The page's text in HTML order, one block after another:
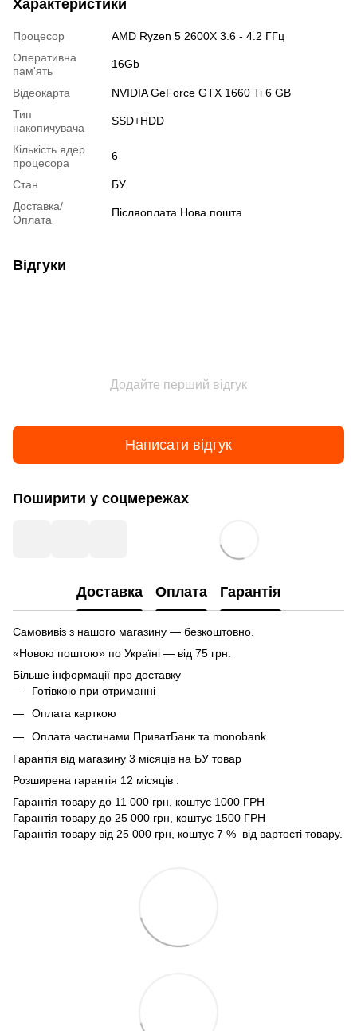
Характеристики
Процесор
AMD Ryzen 5 2600X 3.6 - 4.2 ГГц
Оперативна
пам'ять
16Gb
Відеокарта
NVIDIA GeForce GTX 1660 Ti 6 GB
Тип
накопичувача
SSD+HDD
Кількість ядер
процесора
6
Стан
БУ
Доставка/
Оплата
Післяоплата Нова пошта
Відгуки
Додайте перший відгук
Написати відгук
Поширити у соцмережах
Доставка Оплата Гарантія
Самовивіз з нашого магазину — безкоштовно.
«Новою поштою» по Україні — від 75 грн.
Більше інформації про доставку
Готівкою при отриманні
Оплата карткою
Оплата частинами ПриватБанк та monobank
Гарантія від магазину 3 місяців на БУ товар
Розширена гарантія 12 місяців :
Гарантія товару до 11 000 грн, коштує 1000 ГРН
Гарантія товару до 25 000 грн, коштує 1500 ГРН
Гарантія товару від 25 000 грн, коштує 7 % від вартості товару.